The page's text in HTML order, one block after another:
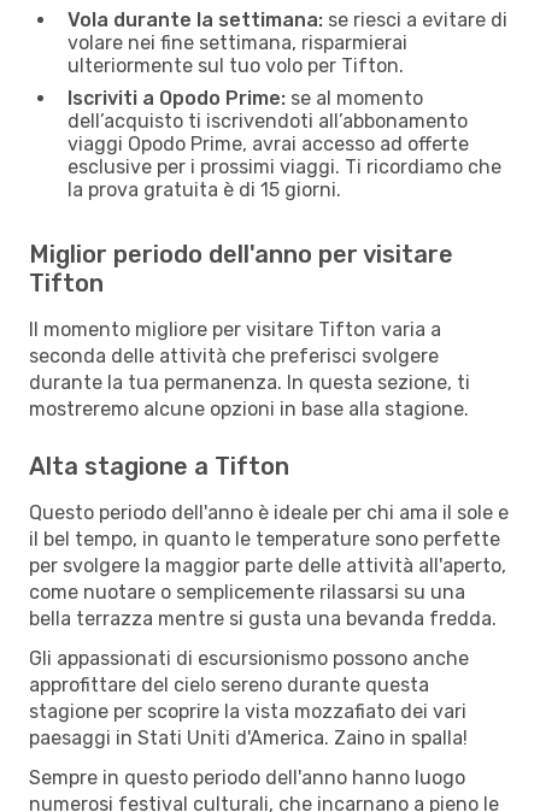
Vola durante la settimana: se riesci a evitare di
volare nei fine settimana, risparmierai
ulteriormente sul tuo volo per Tifton.
Iscriviti a Opodo Prime: se al momento
dell’acquisto ti iscrivendoti all’abbonamento
viaggi Opodo Prime, avrai accesso ad offerte
esclusive per i prossimi viaggi. Ti ricordiamo che
la prova gratuita è di 15 giorni.
Miglior periodo dell'anno per visitare
Tifton
Il momento migliore per visitare Tifton varia a
seconda delle attività che preferisci svolgere
durante la tua permanenza. In questa sezione, ti
mostreremo alcune opzioni in base alla stagione.
Alta stagione a Tifton
Questo periodo dell'anno è ideale per chi ama il sole e
il bel tempo, in quanto le temperature sono perfette
per svolgere la maggior parte delle attività all'aperto,
come nuotare o semplicemente rilassarsi su una
bella terrazza mentre si gusta una bevanda fredda.
Gli appassionati di escursionismo possono anche
approfittare del cielo sereno durante questa
stagione per scoprire la vista mozzafiato dei vari
paesaggi in Stati Uniti d'America. Zaino in spalla!
Sempre in questo periodo dell'anno hanno luogo
numerosi festival culturali, che incarnano a pieno le